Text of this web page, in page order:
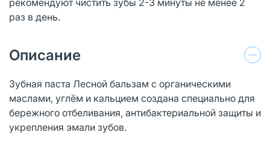
раз в день.
Описание
Зубная паста Лесной бальзам с органическими
маслами, углём и кальцием создана специально для
бережного отбеливания, антибактериальной защиты и
укрепления эмали зубов.